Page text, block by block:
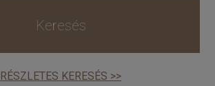
Keresés
RÉSZLETES KERESÉS >>